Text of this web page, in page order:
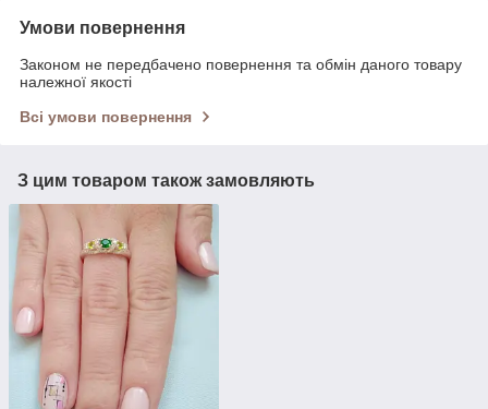
Умови повернення
Законом не передбачено повернення та обмін даного товару
належної якості
Всі умови повернення
З цим товаром також замовляють